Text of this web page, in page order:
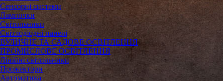
Сенсорні системи
Лампочки
Світильники
Світлодіодні панелі
ВУЛИЧНЕ ТА САДОВЕ ОСВІТЛЕННЯ
ПРОМИСЛОВЕ ОСВІТЛЕННЯ
Лінійні світильники
Прожектори
Автоматика